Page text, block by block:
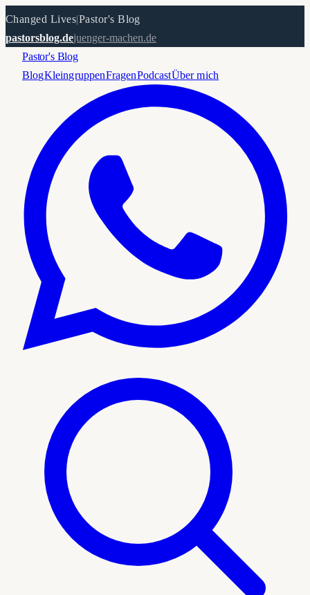
Changed Lives|Pastor's Blog
pastorsblog.dejuenger-machen.de
Pastor's Blog
BlogKleingruppenFragenPodcastÜber mich